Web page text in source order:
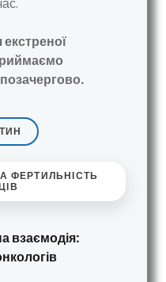
ФЕРТИЛЬНІСТЬ
взаємодія: